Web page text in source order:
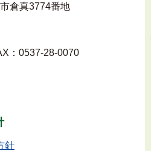
倉真3774番地
：0537-28-0070
針